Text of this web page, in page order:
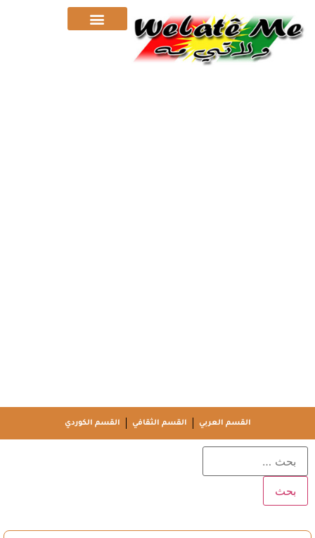
القسم العربي القسم الثقافي القسم الكوردي